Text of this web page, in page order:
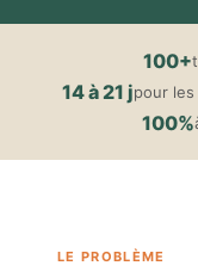
100+
14 à 21 jpour
100%
LE PROBLÈME